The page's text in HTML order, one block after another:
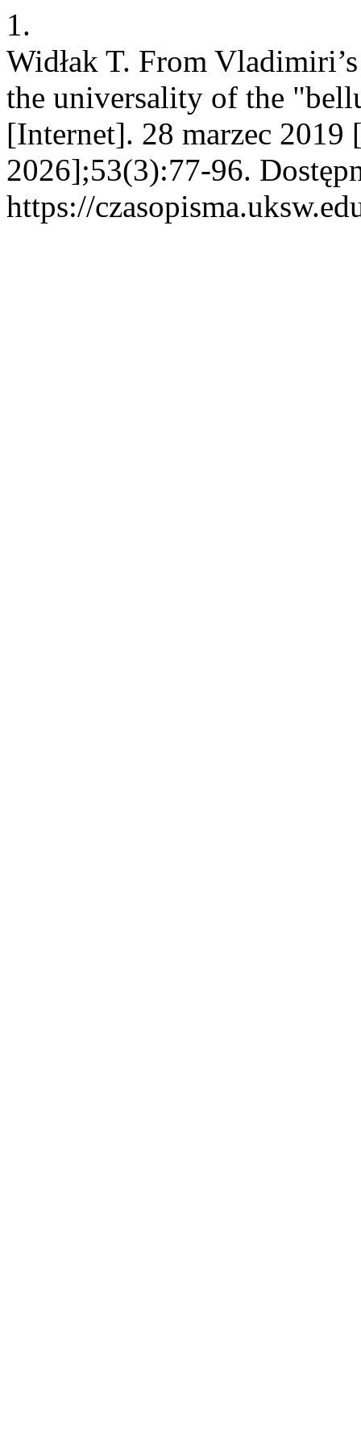
1.
Widłak T. From
the universality of the
[Internet]. 28 marzec 2019
2026];53(3):77-96.
https://